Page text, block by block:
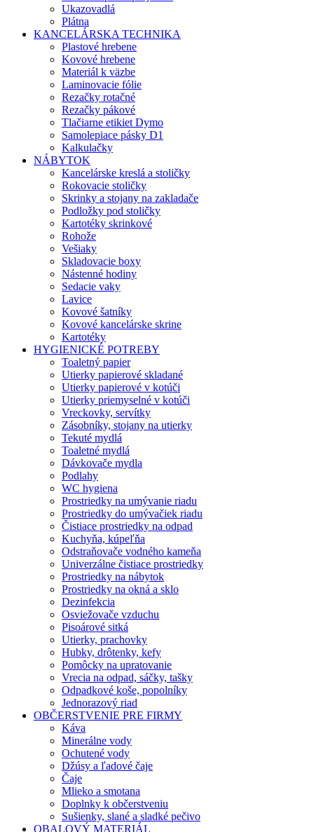
Ukazovadlá
Plátna
KANCELÁRSKA TECHNIKA
Plastové hrebene
Kovové hrebene
Materiál k väzbe
Laminovacie fólie
Rezačky rotačné
Rezačky pákové
Tlačiarne etikiet Dymo
Samolepiace pásky D1
Kalkulačky
NÁBYTOK
Kancelárske kreslá a stoličky
Rokovacie stoličky
Skrinky a stojany na zakladače
Podložky pod stoličky
Kartotéky skrinkové
Rohože
Vešiaky
Skladovacie boxy
Nástenné hodiny
Sedacie vaky
Lavice
Kovové šatníky
Kovové kancelárske skrine
Kartotéky
HYGIENICKÉ POTREBY
Toaletný papier
Utierky papierové skladané
Utierky papierové v kotúči
Utierky priemyselné v kotúči
Vreckovky, servítky
Zásobníky, stojany na utierky
Tekuté mydlá
Toaletné mydlá
Dávkovače mydla
Podlahy
WC hygiena
Prostriedky na umývanie riadu
Prostriedky do umývačiek riadu
Čistiace prostriedky na odpad
Kuchyňa, kúpeľňa
Odstraňovače vodného kameňa
Univerzálne čistiace prostriedky
Prostriedky na nábytok
Prostriedky na okná a sklo
Dezinfekcia
Osviežovače vzduchu
Pisoárové sitká
Utierky, prachovky
Hubky, drôtenky, kefy
Pomôcky na upratovanie
Vrecia na odpad, sáčky, tašky
Odpadkové koše, popolníky
Jednorazový riad
OBČERSTVENIE PRE FIRMY
Káva
Minerálne vody
Ochutené vody
Džúsy a ľadové čaje
Čaje
Mlieko a smotana
Doplnky k občerstveniu
Sušienky, slané a sladké pečivo
OBALOVÝ MATERIÁL